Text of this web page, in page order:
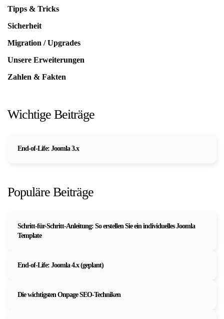
Tipps & Tricks
Sicherheit
Migration / Upgrades
Unsere Erweiterungen
Zahlen & Fakten
Wichtige Beiträge
End-of-Life: Joomla 3.x
Populäre Beiträge
Schritt-für-Schritt-Anleitung: So erstellen Sie ein individuelles Joomla
Template
End-of-Life: Joomla 4.x (geplant)
Die wichtigsten Onpage SEO-Techniken